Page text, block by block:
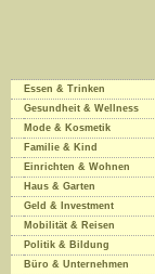
Essen & Trinken
Gesundheit & Wellness
Mode & Kosmetik
Familie & Kind
Einrichten & Wohnen
Haus & Garten
Geld & Investment
Mobilität & Reisen
Politik & Bildung
Büro & Unternehmen